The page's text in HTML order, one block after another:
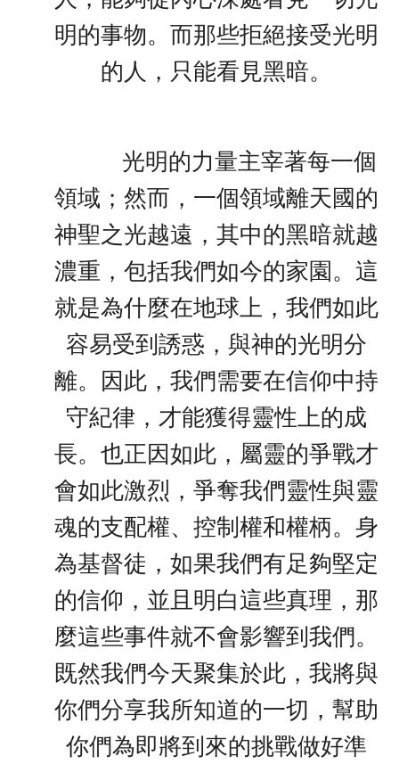
明的事物。而那些拒絕接受光明
的人，只能看見黑暗。
光明的力量主宰著每一個
領域；然而，一個領域離天國的
神聖之光越遠，其中的黑暗就越
濃重，包括我們如今的家園。這
就是為什麼在地球上，我們如此
容易受到誘惑，與神的光明分
離。因此，我們需要在信仰中持
守紀律，才能獲得靈性上的成
長。也正因如此，屬靈的爭戰才
會如此激烈，爭奪我們靈性與靈
魂的支配權、控制權和權柄。身
為基督徒，如果我們有足夠堅定
的信仰，並且明白這些真理，那
麼這些事件就不會影響到我們。
既然我們今天聚集於此，我將與
你們分享我所知道的一切，幫助
你們為即將到來的挑戰做好準